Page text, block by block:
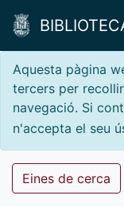
Aquesta pàgina
tercers per
navegació. Si
n'accepta el seu
Eines de cerca